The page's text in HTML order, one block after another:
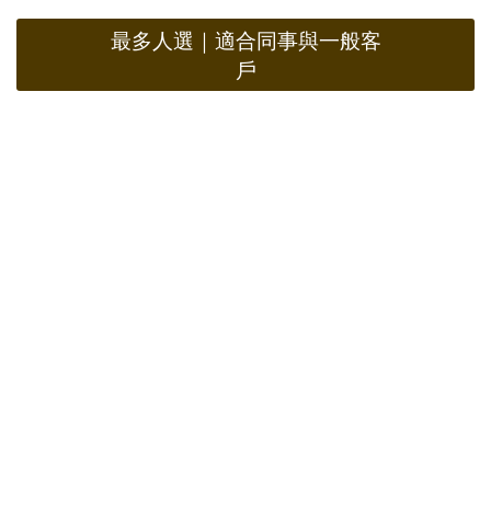
最多人選｜適合同事與一般客
戶